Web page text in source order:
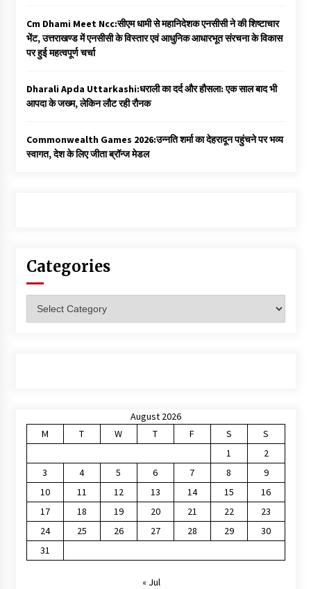
Cm Dhami Meet Ncc:सीएम धामी से महानिदेशक एनसीसी ने की शिष्टाचार
भेंट, उत्तराखण्ड में एनसीसी के विस्तार एवं आधुनिक आधारभूत संरचना के विकास
पर हुई महत्वपूर्ण चर्चा
Dharali Apda Uttarkashi:धराली का दर्द और हौसला: एक साल बाद भी
आपदा के जख्म, लेकिन लौट रही रौनक
Commonwealth Games 2026:उन्नति शर्मा का देहरादून पहुंचने पर भव्य
स्वागत, देश के लिए जीता ब्रॉन्ज मेडल
Categories
August 2026
M
T W T F S
S
1
2
3
4 5 6 7 8
9
10
11 12 13 14 15
16
17
18 19 20 21 22
23
24
25 26 27 28 29
30
31
« Jul